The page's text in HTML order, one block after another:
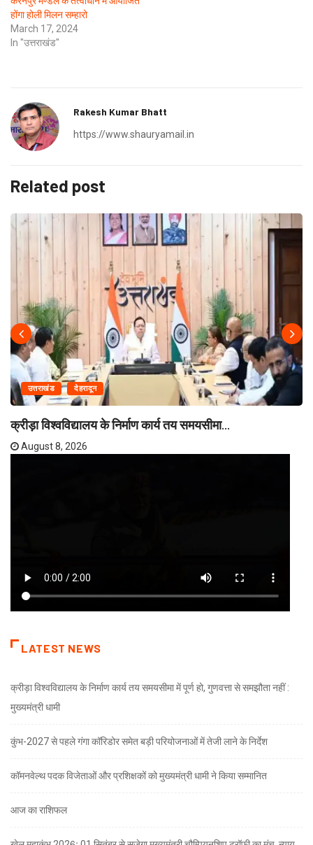
होंगा होली मिलन सम्हारो
March 17, 2024
In "उत्तराखंड"
Rakesh Kumar Bhatt
https://www.shauryamail.in
Related post
उत्तराखंड देहरादून
क्रीड़ा विश्वविद्यालय के निर्माण कार्य तय समयसीमा...
August 8, 2026
LATEST NEWS
क्रीड़ा विश्वविद्यालय के निर्माण कार्य तय समयसीमा में पूर्ण हो, गुणवत्ता से समझौता नहीं :
मुख्यमंत्री धामी
कुंभ-2027 से पहले गंगा कॉरिडोर समेत बड़ी परियोजनाओं में तेजी लाने के निर्देश
कॉमनवेल्थ पदक विजेताओं और प्रशिक्षकों को मुख्यमंत्री धामी ने किया सम्मानित
आज का राशिफल